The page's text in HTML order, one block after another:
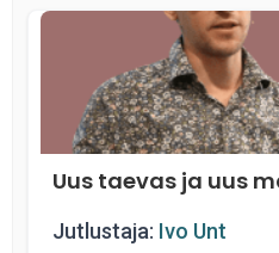
Uus taevas ja uus
Jutlustaja: Ivo Unt